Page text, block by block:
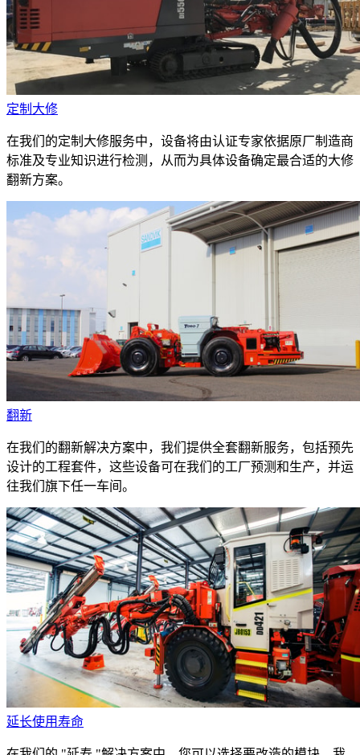
定制大修
在我们的定制大修服务中，设备将由认证专家依据原厂制造商
标准及专业知识进行检测，从而为具体设备确定最合适的大修
翻新方案。
翻新
在我们的翻新解决方案中，我们提供全套翻新服务，包括预先
设计的工程套件，这些设备可在我们的工厂预测和生产，并运
往我们旗下任一车间。
延长使用寿命